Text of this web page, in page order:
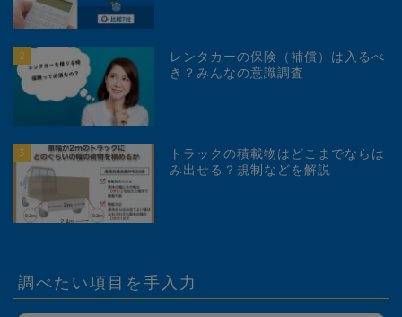
2
レンタカーの保険（補償）は入るべ
き？みんなの意識調査
3
トラックの積載物はどこまでならは
み出せる？規制などを解説
調べたい項目を手入力